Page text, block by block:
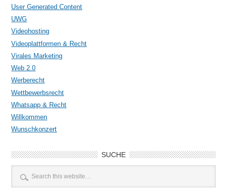
User Generated Content
UWG
Videohosting
Videoplattformen & Recht
Virales Marketing
Web 2.0
Werberecht
Wettbewerbsrecht
Whatsapp & Recht
Willkommen
Wunschkonzert
SUCHE